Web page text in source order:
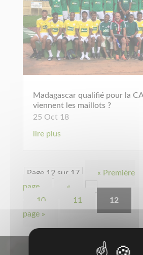
Madagascar qualifié pour la
viennent les maillots ?
25 Oct 18
lire plus
Page 12 sur 17
« Première
page
«
10
11 12
page »